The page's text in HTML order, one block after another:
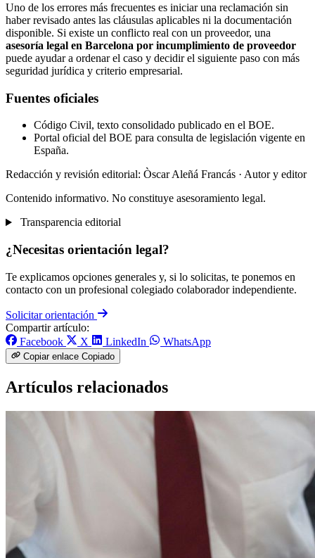
Uno de los errores más frecuentes es iniciar una reclamación sin
haber revisado antes las cláusulas aplicables ni la documentación
disponible. Si existe un conflicto real con un proveedor, una
asesoría legal en Barcelona por incumplimiento de proveedor
puede ayudar a ordenar el caso y decidir el siguiente paso con más
seguridad jurídica y criterio empresarial.
Fuentes oficiales
Código Civil, texto consolidado publicado en el BOE.
Portal oficial del BOE para consulta de legislación vigente en
España.
Redacción y revisión editorial: Òscar Aleñá Francás · Autor y editor
Contenido informativo. No constituye asesoramiento legal.
Transparencia editorial
¿Necesitas orientación legal?
Te explicamos opciones generales y, si lo solicitas, te ponemos en
contacto con un profesional colegiado colaborador independiente.
Solicitar orientación
Compartir artículo:
Facebook
X LinkedIn WhatsApp
Copiar enlace Copiado
Artículos relacionados